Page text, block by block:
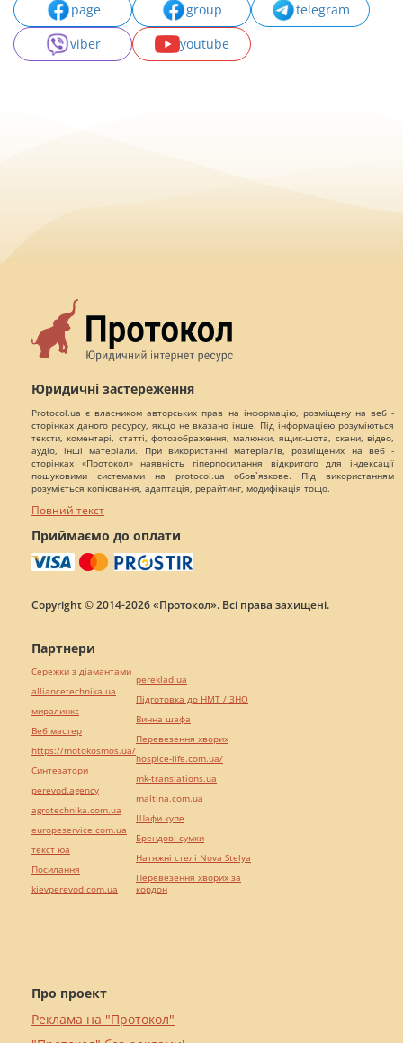
page group
telegram
viber
youtube
Юридичні застереження
Protocol.ua є власником авторських прав на інформацію, розміщену на веб -
сторінках даного ресурсу, якщо не вказано інше. Під інформацією розуміються
тексти, коментарі, статті, фотозображення, малюнки, ящик-шота, скани, відео,
аудіо, інші матеріали. При використанні матеріалів, розміщених на веб -
сторінках «Протокол» наявність гіперпосилання відкритого для індексації
пошуковими системами на protocol.ua обов`язкове. Під використанням
розуміється копіювання, адаптація, рерайтинг, модифікація тощо.
Повний текст
Приймаємо до оплати
Copyright © 2014-2026 «Протокол». Всі права захищені.
Про проект
Реклама на "Протокол"
Партнери
Сережки з діамантами
alliancetechnika.ua
миралинкс
Веб мастер
https://motokosmos.ua/
Синтезатори
perevod.agency
agrotechnika.com.ua
europeservice.com.ua
текст юа
Посилання
kievperevod.com.ua
pereklad.ua
Підготовка до НМТ / ЗНО
Винна шафа
Перевезення хворих
hospice-life.com.ua/
mk-translations.ua
maltina.com.ua
Шафи купе
Брендові сумки
Натяжні стелі Nova Stelya
Перевезення хворих за
кордон